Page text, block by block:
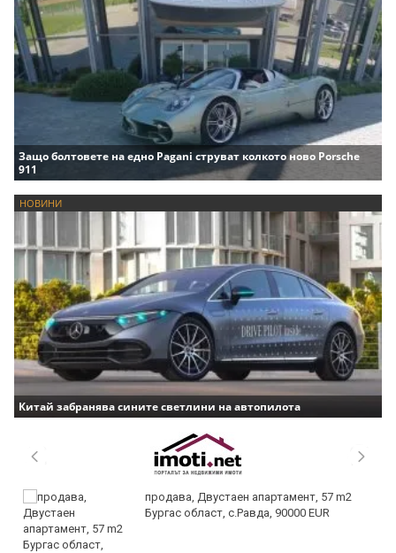
Защо болтовете на едно Pagani струват колкото ново Porsche
911
НОВИНИ
Китай забранява сините светлини на автопилота
продава, Двустаен апартамент, 57 m2
Бургас област, с.Равда, 90000 EUR